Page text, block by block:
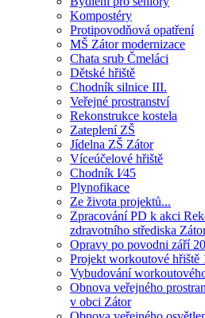
Kompostéry
Protipovodňová opatření
MŠ Zátor modernizace
Chata srub Čmeláci
Dětské hřiště
Chodník silnice III.
Veřejné prostranství
Rekonstrukce kostela
Zateplení ZŠ
Jídelna ZŠ Zátor
Víceúčelové hřiště
Chodník I⁄45
Plynofikace
Ze života projektů...
Zpracování PD k akci
zdravotního střediska
Opravy po povodni září
Projekt workoutové hřiště
Vybudování
Obnova veřejného
v obci Zátor